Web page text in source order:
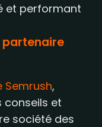
et performant
partenaire
Semrush,
conseils et
société des